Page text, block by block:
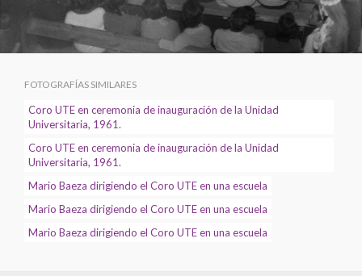
FOTOGRAFÍAS SIMILARES
Coro UTE en ceremonia de inauguración de la Unidad
Universitaria, 1961.
Coro UTE en ceremonia de inauguración de la Unidad
Universitaria, 1961.
Mario Baeza dirigiendo el Coro UTE en una escuela
Mario Baeza dirigiendo el Coro UTE en una escuela
Mario Baeza dirigiendo el Coro UTE en una escuela